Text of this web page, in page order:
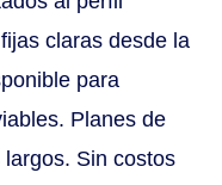
claras desde la
para
Planes de
Sin costos